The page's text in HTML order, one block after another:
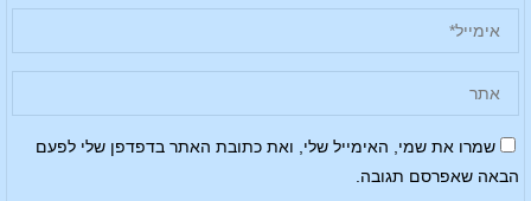
שמרו את שמי, האימייל שלי, ואת כתובת האתר בדפדפן שלי לפעם
הבאה שאפרסם תגובה.